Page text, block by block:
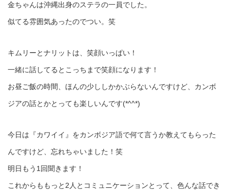
金ちゃんは沖縄出身のステラの一員でした。
似てる雰囲気あったのでつい。笑
キムリーとナリットは、笑顔いっぱい！
一緒に話してるとこっちまで笑顔になります！
お昼ご飯の時間、ほんの少ししかかぶらないんですけど、カンボ
ジアの話とかとっても楽しいんです(*^^*)
今日は『カワイイ』をカンボジア語で何て言うか教えてもらった
んですけど、忘れちゃいました！笑
明日もう1回聞きます！
これからももっと2人とコミュニケーションとって、色んな話でき